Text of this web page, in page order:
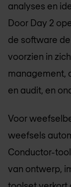
analyses en
Door Day 2
de software
voorzien in
management,
en audit, en
Voor
weefsels
Conductor-
van ontwerp,